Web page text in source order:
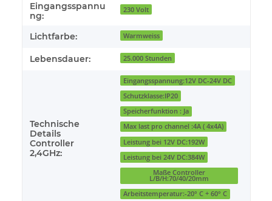
Produkteigenschaft
Wert
Eingangsspannu
ng:
230 Volt
Lichtfarbe: Warmweiss
Lebensdauer: 25.000 Stunden
Technische
Details
Controller
2,4GHz:
Eingangsspannung:12V DC-24V DC
Schutzklasse:IP20
Speicherfunktion : Ja
Max last pro channel :4A ( 4x4A)
Leistung bei 12V DC:192W
Leistung bei 24V DC:384W
Maße Controller
L/B/H:70/40/20mm
Arbeitstemperatur:-20° C + 60° C